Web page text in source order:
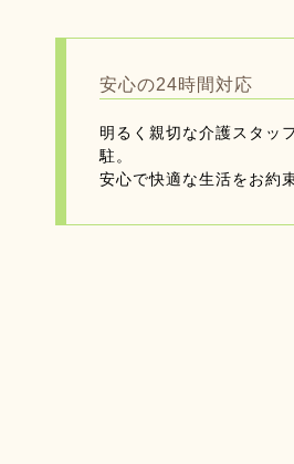
安心の24時間対応
明るく親切な介護スタッ
駐。
安心で快適な生活をお約